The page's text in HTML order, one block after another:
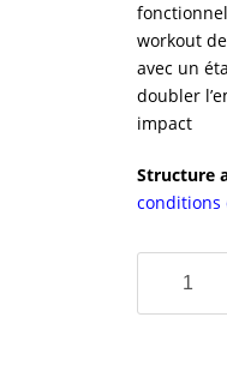
workout
avec un
doubler
impact
Structure
conditions
quantité
de